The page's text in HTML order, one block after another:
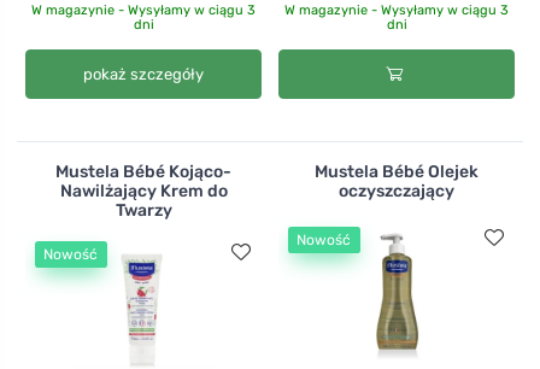
W magazynie - Wysyłamy w ciągu 3
dni
pokaż szczegóły
W magazynie - Wysyłamy w ciągu 3
dni
Mustela Bébé Kojąco-
Nawilżający Krem do
Twarzy
Nowość
Mustela Bébé Olejek
oczyszczający
Nowość